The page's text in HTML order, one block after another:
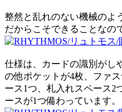
整然と乱れのない機械のよ
だからこそできることなの
仕様は、カードの識別がし
の他ポケットが4枚、ファ
ース1つ、札入れスペース2
ースが1つ備わっています。